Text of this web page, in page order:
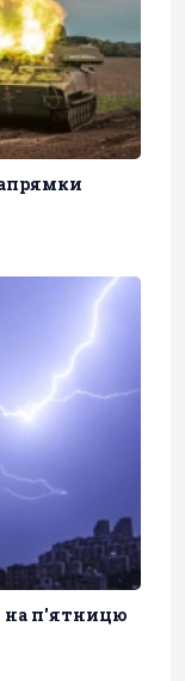
на п'ятницю